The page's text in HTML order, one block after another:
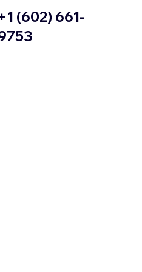
(602) 661-